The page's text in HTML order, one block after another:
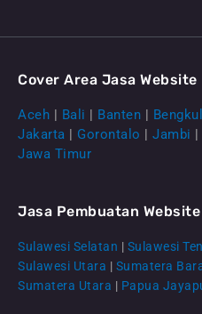
Cover Area Jasa Website
Aceh | Bali | Banten |
Jakarta | Gorontalo | Jambi |
Jawa Timur
Jasa Pembuatan Website
Sulawesi Selatan | Sulawesi
Sulawesi Utara | Sumatera
Sumatera Utara | Papua